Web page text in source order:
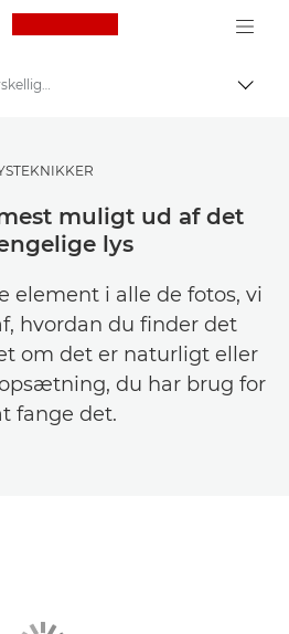
Canon Logo, back
Skift
Bliv inspireret | Tips til fotografering og print og købervejledninger
Tips og teknikker til fotografering og print
Fotografering under forskellige lysforhold
muligt ud af det
lys
element i alle de fotos, vi
hvordan du finder det
om det er naturligt eller
du har brug for
fange det.